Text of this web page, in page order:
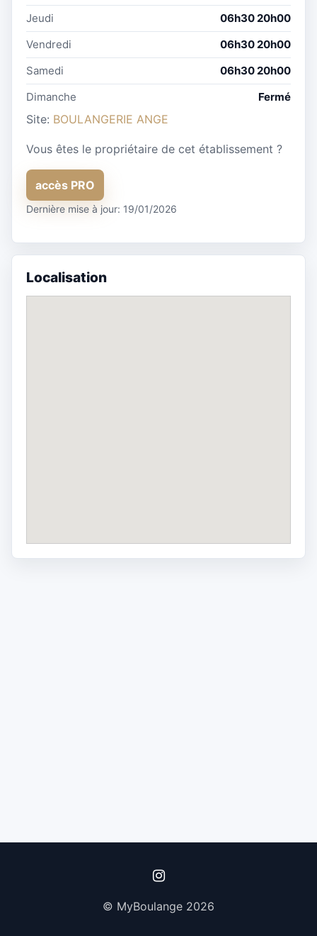
Jeudi
06h30 20h00
Vendredi
06h30 20h00
Samedi
06h30 20h00
Dimanche
Fermé
Site: BOULANGERIE ANGE
Vous êtes le propriétaire de cet établissement ?
accès PRO
Dernière mise à jour: 19/01/2026
Localisation
© MyBoulange 2026